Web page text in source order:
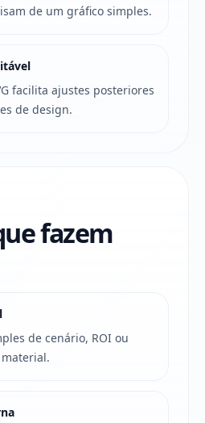
de um gráfico simples.
facilita ajustes posteriores
de design.
fazem
de cenário, ROI ou